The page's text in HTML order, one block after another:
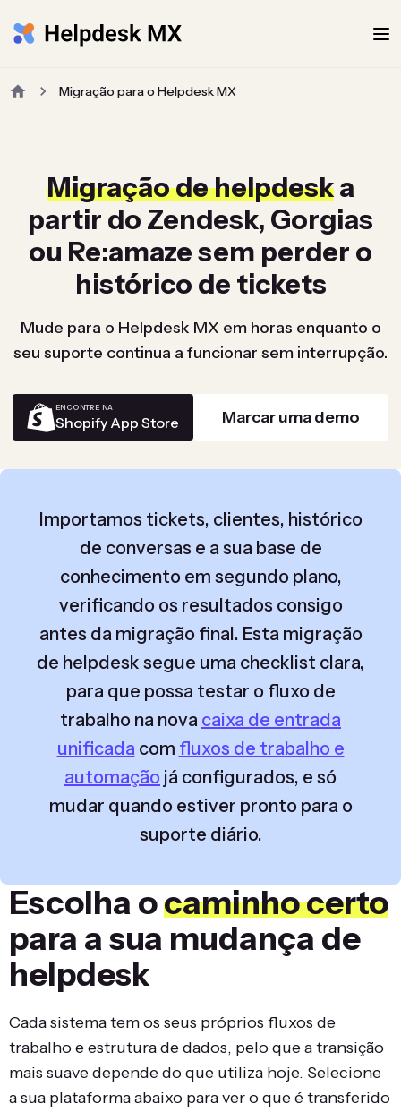
Migração para o Helpdesk MX
Migração de helpdeska
partir do Zendesk, Gorgias
ou Re:amaze sem perder o
histórico de tickets
Mude para o Helpdesk MX em horas enquanto o
seu suporte continua a funcionar sem interrupção.
ENCONTRE NA
Shopify App Store Marcar uma demo
Importamos tickets, clientes, histórico
de conversas e a sua base de
conhecimento em segundo plano,
verificando os resultados consigo
antes da migração final. Esta migração
de helpdesk segue uma checklist clara,
para que possa testar o fluxo de
trabalho na nova caixa de entrada
unificadacom fluxos de trabalho e
automação já configurados, e só
mudar quando estiver pronto para o
suporte diário.
Escolha ocaminho certo
para a sua mudança de
helpdesk
Cada sistema tem os seus próprios fluxos de
trabalho e estrutura de dados, pelo que a transição
mais suave depende do que utiliza hoje. Selecione
a sua plataforma abaixo para ver o que é transferido